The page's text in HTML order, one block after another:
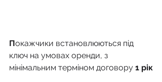
Покажчики встановлюються під
ключ на умовах оренди, з
мінімальним терміном договору 1 рік